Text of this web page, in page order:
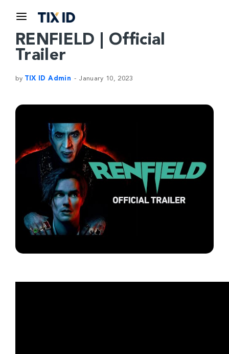
RENFIELD | Official
Trailer
by TIX ID Admin January 10, 2023